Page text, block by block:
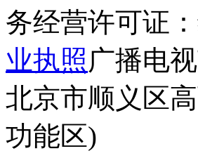
务经营许可证
业执照广播电
北京市顺义区
功能区)